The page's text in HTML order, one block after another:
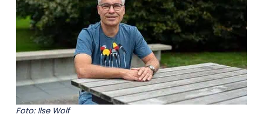
Foto: Ilse Wolf